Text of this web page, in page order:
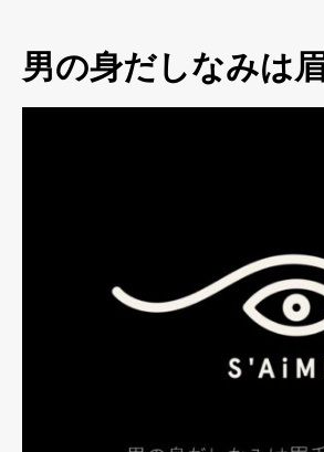
男の身だしなみは